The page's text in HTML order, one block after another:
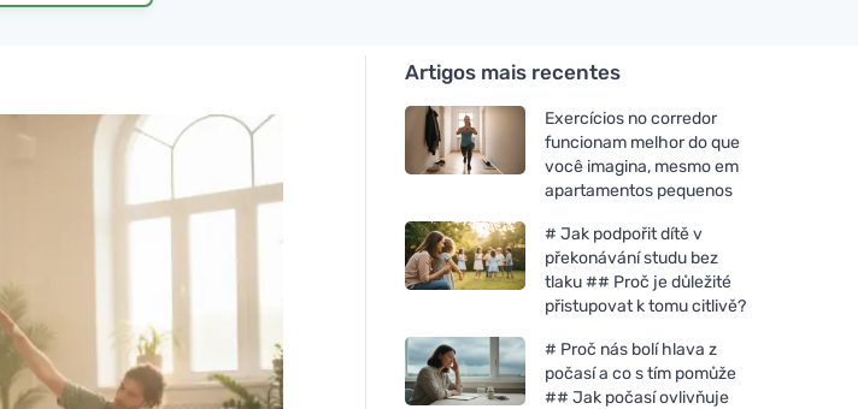
Artigos mais recentes
Exercícios no corredor
funcionam melhor do que
você imagina, mesmo em
apartamentos pequenos
# Jak podpořit dítě v
překonávání studu bez
tlaku ## Proč je důležité
přistupovat k tomu citlivě?
# Proč nás bolí hlava z
počasí a co s tím pomůže
## Jak počasí ovlivňuje